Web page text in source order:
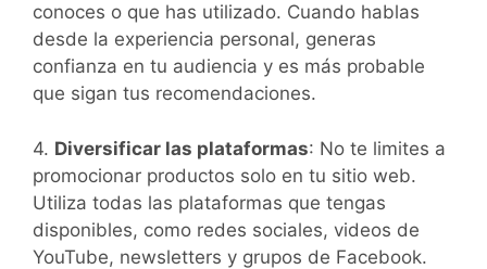
conoces o que has utilizado. Cuando hablas
desde la experiencia personal, generas
confianza en tu audiencia y es más probable
que sigan tus recomendaciones.
4. Diversificar las plataformas: No te limites a
promocionar productos solo en tu sitio web.
Utiliza todas las plataformas que tengas
disponibles, como redes sociales, videos de
YouTube, newsletters y grupos de Facebook.